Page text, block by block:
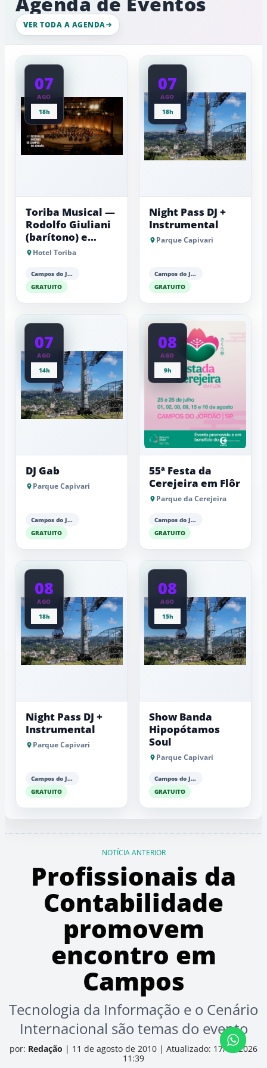
na
Serra
da
Mantiqueira
a
VER TODA A AGENDA
07
AGO
18h
Toriba Musical —
Rodolfo Giuliani
(barítono) e
Antonio Luiz
Hotel Toriba
Campos do Jordão
GRATUITO
07
AGO
18h
Night Pass DJ +
Instrumental
Parque Capivari
Campos do Jordão
GRATUITO
07
AGO
14h
DJ Gab
Parque Capivari
Campos do Jordão
GRATUITO
08
AGO
9h
55ª Festa da
Cerejeira em Flôr
Parque da Cerejeira
Campos do Jordão
GRATUITO
08
AGO
18h
Night Pass DJ +
Instrumental
Parque Capivari
Campos do Jordão
GRATUITO
08
AGO
15h
Show Banda
Hipopótamos
Soul
Parque Capivari
Campos do Jordão
GRATUITO
NOTÍCIA ANTERIOR
Profissionais da
Contabilidade
promovem
encontro em
Campos
Tecnologia da Informação e o Cenário
Internacional são temas do evento
por: Redação | 11 de agosto de 2010 | Atualizado: 17/06/2026
11:39